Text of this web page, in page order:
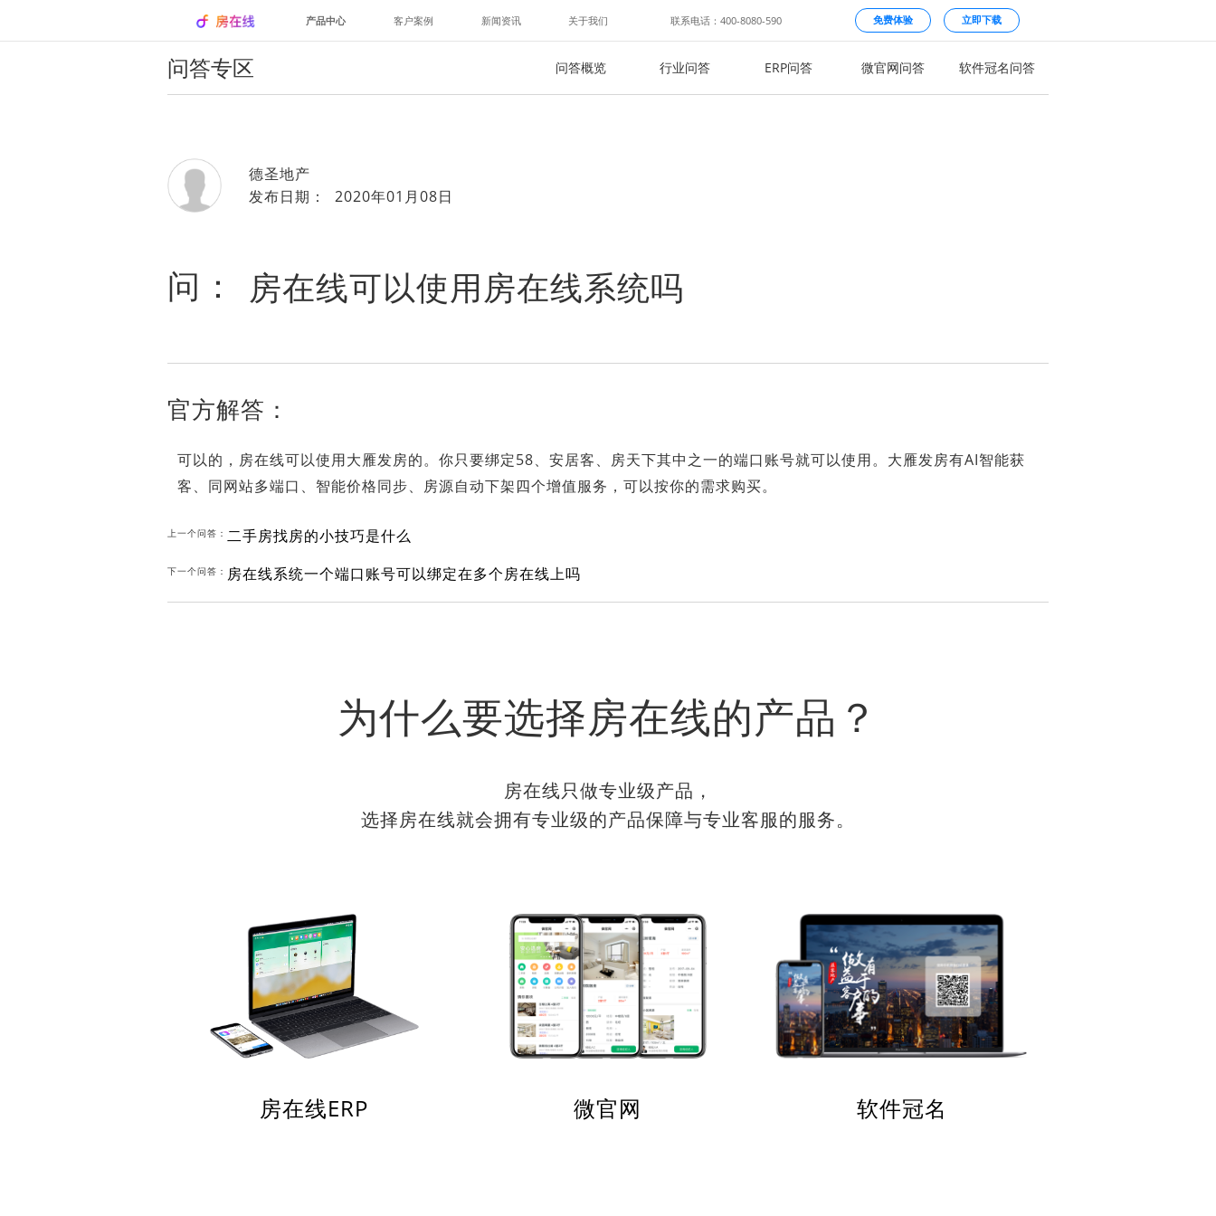
产品中心 客户案例 新闻资讯 关于我们 联系电话：400-8080-590 免费体验 立即下载
问答专区 问答概览 行业问答 ERP问答 微官网问答 软件冠名问答
德圣地产
发布日期： 2020年01月08日
问： 房在线可以使用房在线系统吗
官方解答：
可以的，房在线可以使用大雁发房的。你只要绑定58、安居客、房天下其中之一的端口账号就可以使用。大雁发房有AI智能获
客、同网站多端口、智能价格同步、房源自动下架四个增值服务，可以按你的需求购买。
上一个问答： 二手房找房的小技巧是什么
下一个问答： 房在线系统一个端口账号可以绑定在多个房在线上吗
为什么要选择房在线的产品？
房在线只做专业级产品，
选择房在线就会拥有专业级的产品保障与专业客服的服务。
房在线ERP 微官网 软件冠名